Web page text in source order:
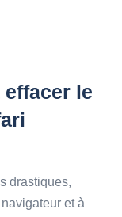
le
drastiques,
et à